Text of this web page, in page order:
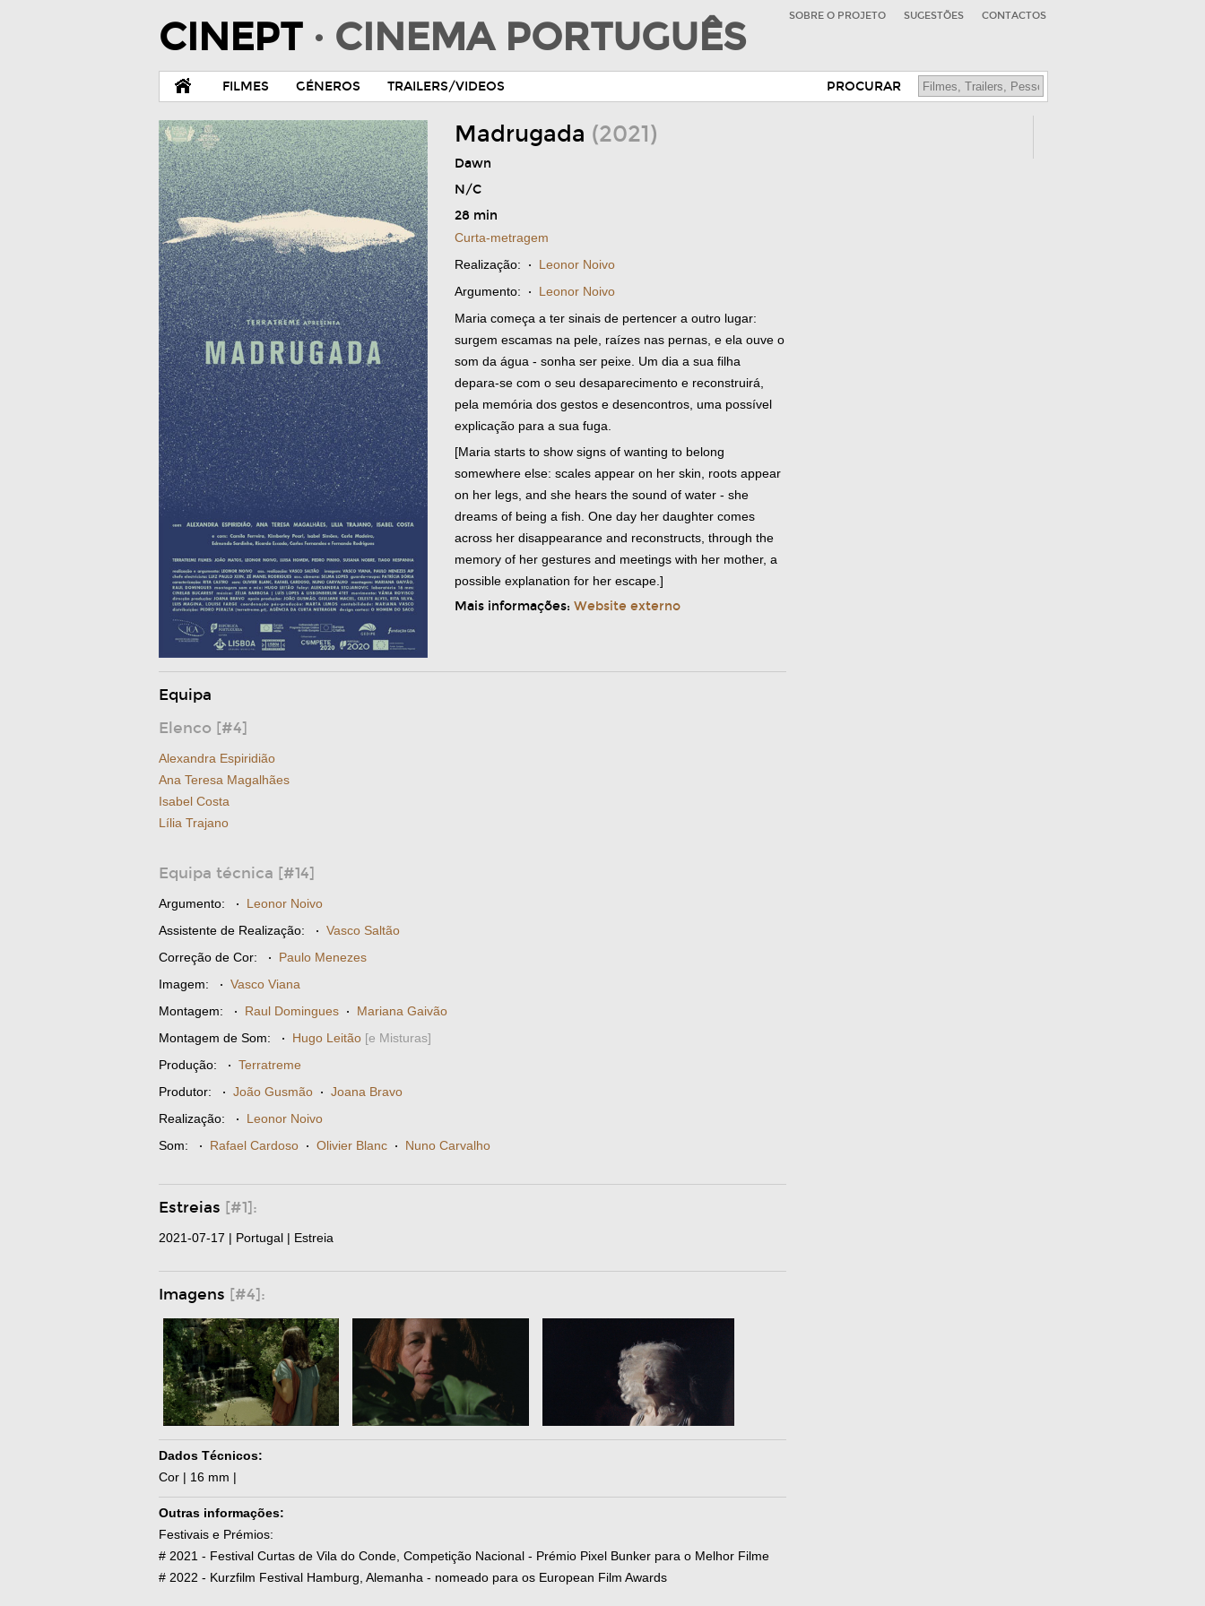
CINEPT · CINEMA PORTUGUÊS SOBRE O PROJETO SUGESTÕES CONTACTOS
FILMES GÉNEROS TRAILERS/VIDEOS PROCURAR
Madrugada (2021)
Dawn
N/C
28 min
Curta-metragem
Realização: · Leonor Noivo
Argumento: · Leonor Noivo
Maria começa a ter sinais de pertencer a outro lugar:
surgem escamas na pele, raízes nas pernas, e ela ouve o
som da água - sonha ser peixe. Um dia a sua filha
depara-se com o seu desaparecimento e reconstruirá,
pela memória dos gestos e desencontros, uma possível
explicação para a sua fuga.
[Maria starts to show signs of wanting to belong
somewhere else: scales appear on her skin, roots appear
on her legs, and she hears the sound of water - she
dreams of being a fish. One day her daughter comes
across her disappearance and reconstructs, through the
memory of her gestures and meetings with her mother, a
possible explanation for her escape.]
Mais informações: Website externo
Equipa
Elenco [#4]
Alexandra Espiridião
Ana Teresa Magalhães
Isabel Costa
Lília Trajano
Equipa técnica [#14]
Argumento: · Leonor Noivo
Assistente de Realização: · Vasco Saltão
Correção de Cor: · Paulo Menezes
Imagem: · Vasco Viana
Montagem: · Raul Domingues · Mariana Gaivão
Montagem de Som: · Hugo Leitão [e Misturas]
Produção: · Terratreme
Produtor: · João Gusmão · Joana Bravo
Realização: · Leonor Noivo
Som: · Rafael Cardoso · Olivier Blanc · Nuno Carvalho
Estreias [#1]:
2021-07-17 | Portugal | Estreia
Imagens [#4]:
Dados Técnicos:
Cor | 16 mm |
Outras informações:
Festivais e Prémios:
# 2021 - Festival Curtas de Vila do Conde, Competição Nacional - Prémio Pixel Bunker para o Melhor Filme
# 2022 - Kurzfilm Festival Hamburg, Alemanha - nomeado para os European Film Awards